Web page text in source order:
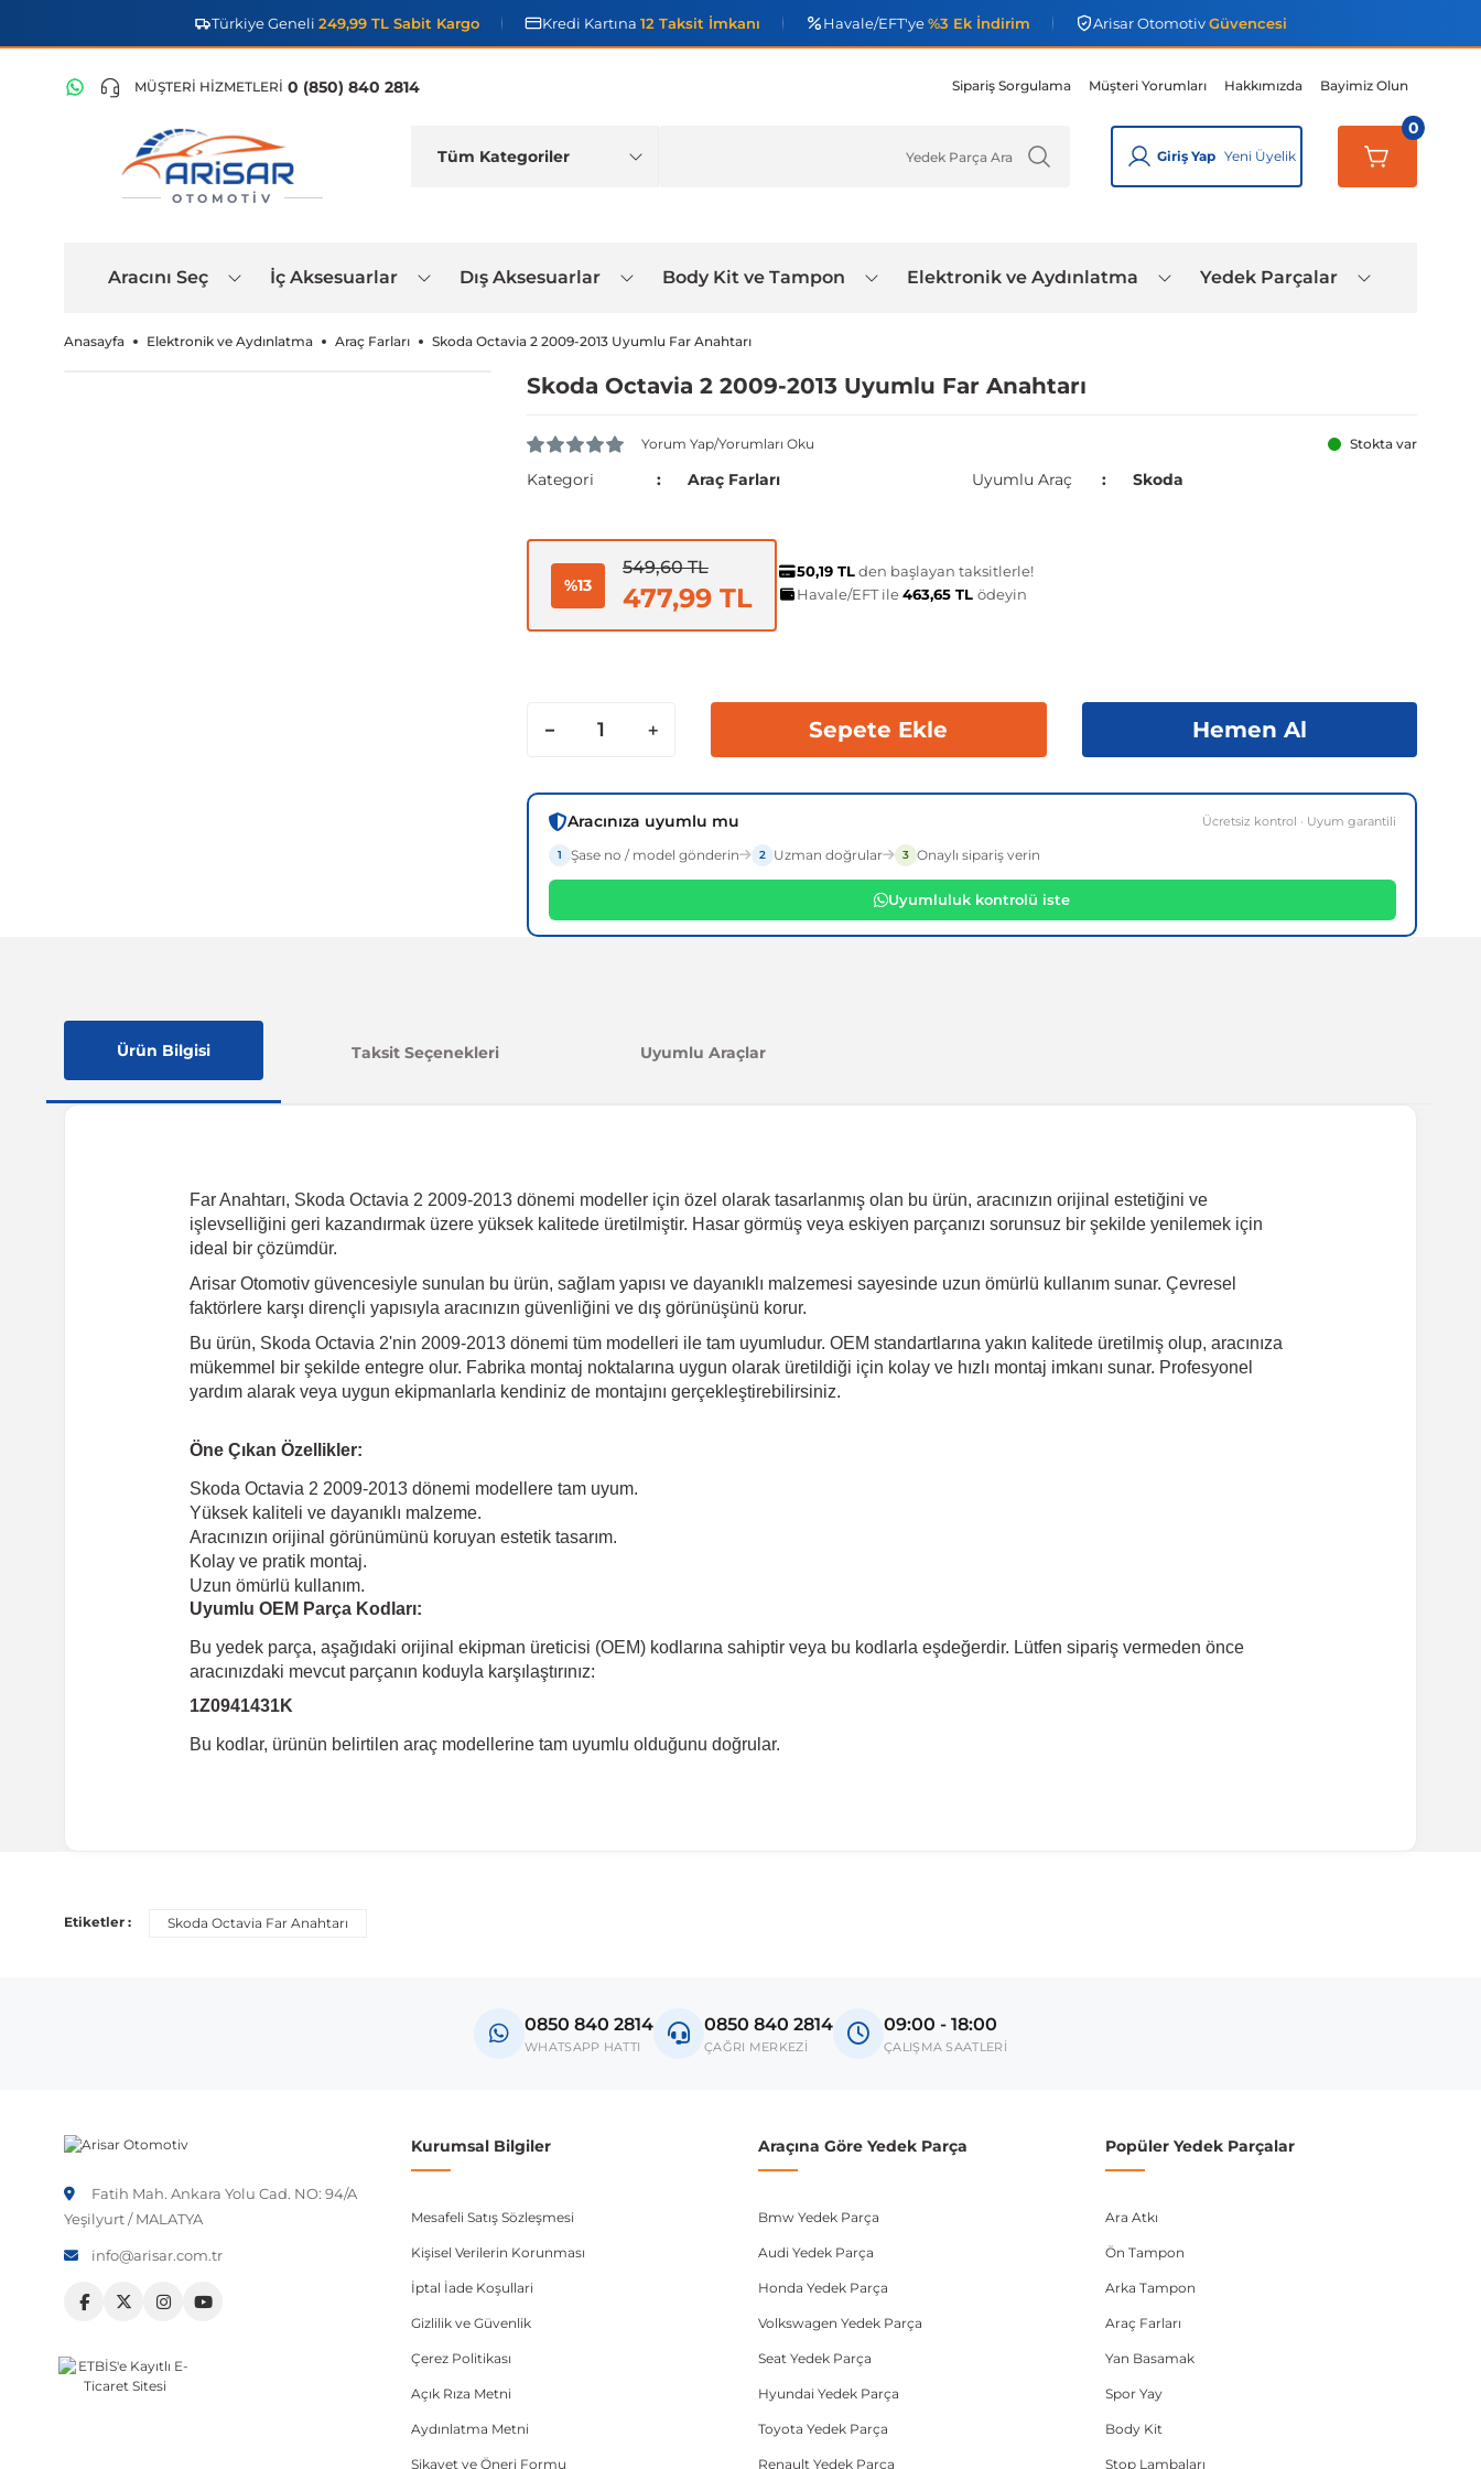
Türkiye Geneli 249,99 TL Sabit Kargo Kredi Kartına 12 Taksit İmkanı Havale/EFT'ye%3 Ek İndirim Arisar OtomotivGüvencesi
MÜŞTERİ HİZMETLERİ 0 (850) 840 2814 Sipariş Sorgulama Müşteri Yorumları Hakkımızda Bayimiz Olun
OTOMOTIV
Giriş Yap Yeni Üyelik
0
Aracını Seç İç Aksesuarlar Dış Aksesuarlar Body Kit ve Tampon Elektronik ve Aydınlatma Yedek Parçalar
Anasayfa Elektronik ve Aydınlatma Araç Farları Skoda Octavia 2 2009-2013 Uyumlu Far Anahtarı
Skoda Octavia 2 2009-2013 Uyumlu Far Anahtarı
Yorum Yap/Yorumları Oku Stokta var
Kategori Araç Farları Uyumlu Araç Skoda
%13
549,60 TL
477,99 TL
50,19 TLden başlayan taksitlerle!
Havale/EFT ile463,65 TL ödeyin
Sepete Ekle Hemen Al
Aracınıza uyumlu mu Ücretsiz kontrol · Uyum garantili
1 Şase no / model gönderin 2 Uzman doğrular 3 Onaylı sipariş verin
Uyumluluk kontrolü iste
Ürün Bilgisi Taksit Seçenekleri Uyumlu Araçlar
Far Anahtarı, Skoda Octavia 2 2009-2013 dönemi modeller için özel olarak tasarlanmış olan bu ürün, aracınızın orijinal estetiğini ve
işlevselliğini geri kazandırmak üzere yüksek kalitede üretilmiştir. Hasar görmüş veya eskiyen parçanızı sorunsuz bir şekilde yenilemek için
ideal bir çözümdür.
Arisar Otomotiv güvencesiyle sunulan bu ürün, sağlam yapısı ve dayanıklı malzemesi sayesinde uzun ömürlü kullanım sunar. Çevresel
faktörlere karşı dirençli yapısıyla aracınızın güvenliğini ve dış görünüşünü korur.
Bu ürün, Skoda Octavia 2'nin 2009-2013 dönemi tüm modelleri ile tam uyumludur. OEM standartlarına yakın kalitede üretilmiş olup, aracınıza
mükemmel bir şekilde entegre olur. Fabrika montaj noktalarına uygun olarak üretildiği için kolay ve hızlı montaj imkanı sunar. Profesyonel
yardım alarak veya uygun ekipmanlarla kendiniz de montajını gerçekleştirebilirsiniz.
Öne Çıkan Özellikler:
Skoda Octavia 2 2009-2013 dönemi modellere tam uyum.
Yüksek kaliteli ve dayanıklı malzeme.
Aracınızın orijinal görünümünü koruyan estetik tasarım.
Kolay ve pratik montaj.
Uzun ömürlü kullanım.
Uyumlu OEM Parça Kodları:
Bu yedek parça, aşağıdaki orijinal ekipman üreticisi (OEM) kodlarına sahiptir veya bu kodlarla eşdeğerdir. Lütfen sipariş vermeden önce
aracınızdaki mevcut parçanın koduyla karşılaştırınız:
1Z0941431K
Bu kodlar, ürünün belirtilen araç modellerine tam uyumlu olduğunu doğrular.
Araç üreticileri aynı model yılı içerisinde farklı donanım ve kasa tipleri kullanabilmektedir. Sipariş vermeden önce OEM numarası veya şasi numarası ile uyumluluğu kontrol
Etiketler : Skoda Octavia Far Anahtarı
0850 840 2814
WHATSAPP HATTI
0850 840 2814
ÇAĞRI MERKEZİ
09:00 - 18:00
ÇALIŞMA SAATLERİ
Fatih Mah. Ankara Yolu Cad. NO: 94/A
Yeşilyurt / MALATYA
info@arisar.com.tr
Kurumsal Bilgiler
Mesafeli Satış Sözleşmesi
Kişisel Verilerin Korunması
İptal İade Koşullari
Gizlilik ve Güvenlik
Çerez Politikası
Açık Rıza Metni
Aydınlatma Metni
Şikayet ve Öneri Formu
Araçına Göre Yedek Parça
Bmw Yedek Parça
Audi Yedek Parça
Honda Yedek Parça
Volkswagen Yedek Parça
Seat Yedek Parça
Hyundai Yedek Parça
Toyota Yedek Parça
Renault Yedek Parça
Popüler Yedek Parçalar
Ara Atkı
Ön Tampon
Arka Tampon
Araç Farları
Yan Basamak
Spor Yay
Body Kit
Stop Lambaları